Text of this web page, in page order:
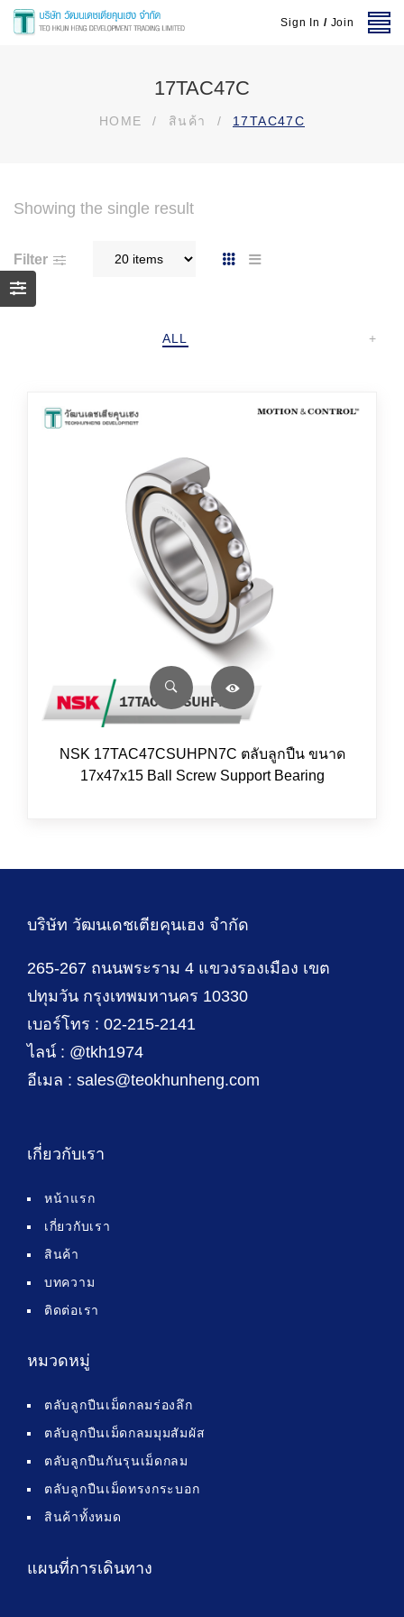
Sign In / Join
17TAC47C
HOME / สินค้า / 17TAC47C
Showing the single result
Filter
ALL +
NSK 17TAC47CSUHPN7C ตลับลูกปืน ขนาด
17x47x15 Ball Screw Support Bearing
บริษัท วัฒนเดชเตียคุนเฮง จำกัด
265-267 ถนนพระราม 4 แขวงรองเมือง เขต
ปทุมวัน กรุงเทพมหานคร 10330
เบอร์โทร : 02-215-2141
ไลน์ : @tkh1974
อีเมล : sales@teokhunheng.com
เกี่ยวกับเรา
หน้าแรก
เกี่ยวกับเรา
สินค้า
บทความ
ติดต่อเรา
หมวดหมู่
ตลับลูกปืนเม็ดกลมร่องลึก
ตลับลูกปืนเม็ดกลมมุมสัมผัส
ตลับลูกปืนกันรุนเม็ดกลม
ตลับลูกปืนเม็ดทรงกระบอก
สินค้าทั้งหมด
แผนที่การเดินทาง